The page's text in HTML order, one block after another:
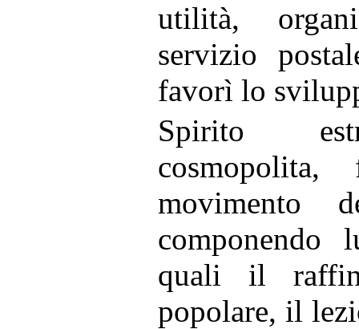
utilità,
servizio
favorì lo
Spirito
movimento
componendo
quali il
popolare, il